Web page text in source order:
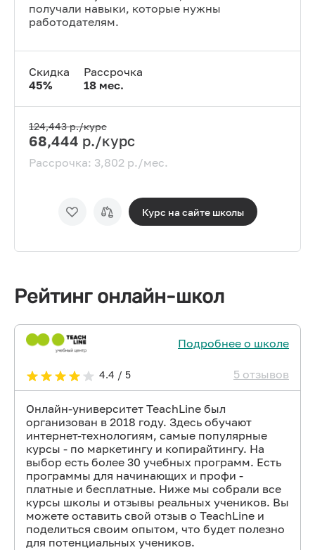
получали навыки, которые нужны
работодателям.
Скидка
45%
Рассрочка
18 мес.
124,443р./курс
68,444 р./курс
Рассрочка: 3,802 р./мес.
Курс на сайте школы
Рейтинг онлайн-школ
Подробнее о школе
4.4 / 5 5 отзывов
Онлайн-университет TeachLine был
организован в 2018 году. Здесь обучают
интернет-технологиям, самые популярные
курсы - по маркетингу и копирайтингу. На
выбор есть более 30 учебных программ. Есть
программы для начинающих и профи -
платные и бесплатные. Ниже мы собрали все
курсы школы и отзывы реальных учеников. Вы
можете оставить свой отзыв о TeachLine и
поделиться своим опытом, что будет полезно
для потенциальных учеников.